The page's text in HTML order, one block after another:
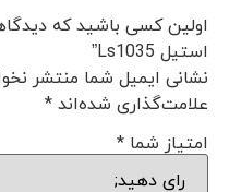
اولین کسی باشید که
استیل Ls1035”
نشانی ایمیل شما منتشر
علامت‌گذاری شده‌اند*
امتیاز شما *